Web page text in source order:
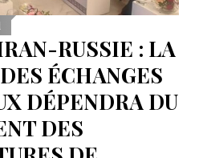
RUSSIE : LA
ÉCHANGES
DÉPENDRA DU
DES